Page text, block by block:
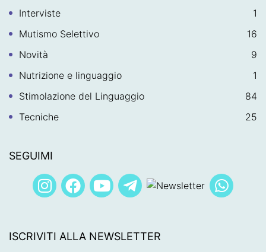
Interviste
1
Mutismo Selettivo
16
Novità
9
Nutrizione e linguaggio
1
Stimolazione del Linguaggio
84
Tecniche
25
SEGUIMI
ISCRIVITI ALLA NEWSLETTER